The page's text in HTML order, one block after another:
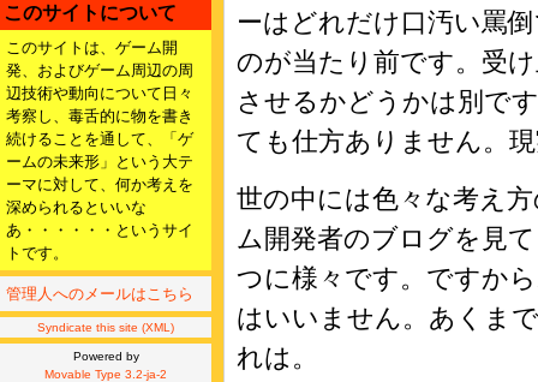
このサイトについて
このサイトは、ゲーム開
発、およびゲーム周辺の周
辺技術や動向について日々
考察し、毒舌的に物を書き
続けることを通して、「ゲ
ームの未来形」という大テ
ーマに対して、何か考えを
深められるといいな
あ・・・・・・というサイ
トです。
管理人へのメールはこちら
Syndicate this site (XML)
Powered by
Movable Type 3.2-ja-2
ーはどれだけ口汚い罵
のが当たり前です。受
させるかどうかは別で
ても仕方ありません。
世の中には色々な考え
ム開発者のブログを見
つに様々です。ですか
はいいません。あくま
れは。